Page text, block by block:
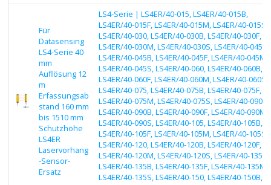
Für
Datasensing
LS4-Serie 40
mm
Auflösung 12
m
Erfassungsab
stand 160 mm
bis 1510 mm
Schutzhöhe
LS4ER
Laservorhang
-Sensor-
Ersatz
LS4-Serie | LS4ER/40-015, LS4ER/40-015B,
LS4ER/40-015F, LS4ER/40-015M, LS4ER/40-015S,
LS4ER/40-030, LS4ER/40-030B, LS4ER/40-030F,
LS4ER/40-030M, LS4ER/40-030S, LS4ER/40-045,
LS4ER/40-045B, LS4ER/40-045F, LS4ER/40-045M,
LS4ER/40-045S, LS4ER/40-060, LS4ER/40-060B,
LS4ER/40-060F, LS4ER/40-060M, LS4ER/40-060S,
LS4ER/40-075, LS4ER/40-075B, LS4ER/40-075F,
LS4ER/40-075M, LS4ER/40-075S, LS4ER/40-090,
LS4ER/40-090B, LS4ER/40-090F, LS4ER/40-090M,
LS4ER/40-090S, LS4ER/40-105, LS4ER/40-105B,
LS4ER/40-105F, LS4ER/40-105M, LS4ER/40-105S,
LS4ER/40-120, LS4ER/40-120B, LS4ER/40-120F,
LS4ER/40-120M, LS4ER/40-120S, LS4ER/40-135,
LS4ER/40-135B, LS4ER/40-135F, LS4ER/40-135M,
LS4ER/40-135S, LS4ER/40-150, LS4ER/40-150B,